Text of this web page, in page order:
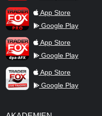
TraderFox ProApp Store
Google Play
TraderFox dpa-AFX ProFeed
App Store
Google Play
TraderFox Live Trading
App Store
Google Play